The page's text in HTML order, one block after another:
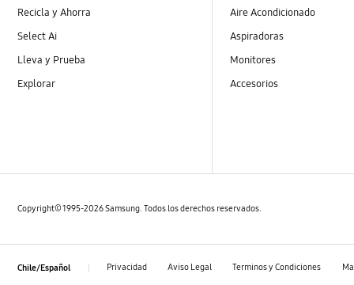
Recicla y Ahorra
Select Ai
Lleva y Prueba
Explorar
Aire Acondicionado
Aspiradoras
Monitores
Accesorios
Copyright© 1995-2026 Samsung. Todos los derechos reservados.
Chile/Español Privacidad Aviso Legal Terminos y Condiciones